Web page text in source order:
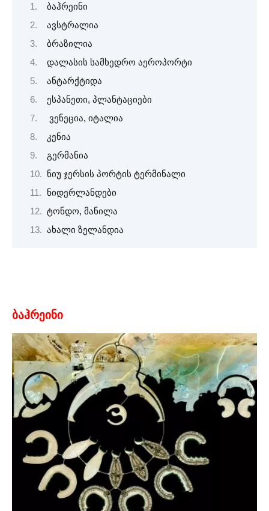
ბაჰრეინი
ავსტრალია
ბრაზილია
დალასის სამხედრო აეროპორტი
ანტარქტიდა
ესპანეთი, პლანტაციები
ვენეცია, იტალია
კენია
გერმანია
ნიუ ჯერსის პორტის ტერმინალი
ნიდერლანდები
ტონდო, მანილა
ახალი ზელანდია
ბაჰრეინი